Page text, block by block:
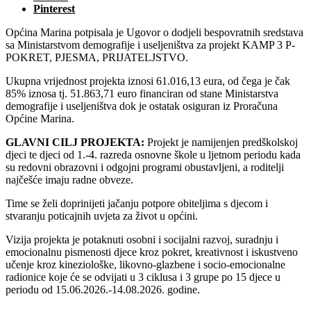
Pinterest
Općina Marina potpisala je Ugovor o dodjeli bespovratnih sredstava
sa Ministarstvom demografije i useljeništva za projekt KAMP 3 P-
POKRET, PJESMA, PRIJATELJSTVO.
Ukupna vrijednost projekta iznosi 61.016,13 eura, od čega je čak
85% iznosa tj. 51.863,71 euro financiran od stane Ministarstva
demografije i useljeništva dok je ostatak osiguran iz Proračuna
Općine Marina.
GLAVNI CILJ PROJEKTA: Projekt je namijenjen predškolskoj
djeci te djeci od 1.-4. razreda osnovne škole u ljetnom periodu kada
su redovni obrazovni i odgojni programi obustavljeni, a roditelji
najčešće imaju radne obveze.
Time se želi doprinijeti jačanju potpore obiteljima s djecom i
stvaranju poticajnih uvjeta za život u općini.
Vizija projekta je potaknuti osobni i socijalni razvoj, suradnju i
emocionalnu pismenosti djece kroz pokret, kreativnost i iskustveno
učenje kroz kineziološke, likovno-glazbene i socio-emocionalne
radionice koje će se odvijati u 3 ciklusa i 3 grupe po 15 djece u
periodu od 15.06.2026.-14.08.2026. godine.